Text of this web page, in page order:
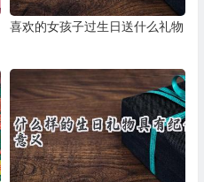
喜欢的女孩子过生日送什么礼物